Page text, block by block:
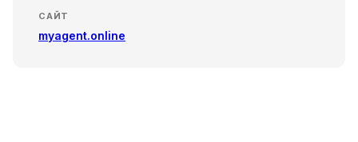
САЙТ
myagent.online